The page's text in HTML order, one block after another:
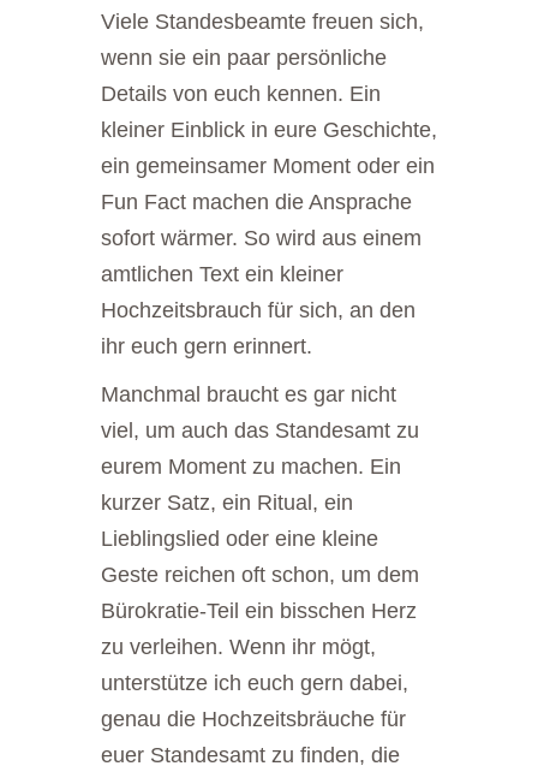
Viele Standesbeamte freuen sich,
wenn sie ein paar persönliche
Details von euch kennen. Ein
kleiner Einblick in eure Geschichte,
ein gemeinsamer Moment oder ein
Fun Fact machen die Ansprache
sofort wärmer. So wird aus einem
amtlichen Text ein kleiner
Hochzeitsbrauch für sich, an den
ihr euch gern erinnert.
Manchmal braucht es gar nicht
viel, um auch das Standesamt zu
eurem Moment zu machen. Ein
kurzer Satz, ein Ritual, ein
Lieblingslied oder eine kleine
Geste reichen oft schon, um dem
Bürokratie-Teil ein bisschen Herz
zu verleihen. Wenn ihr mögt,
unterstütze ich euch gern dabei,
genau die Hochzeitsbräuche für
euer Standesamt zu finden, die